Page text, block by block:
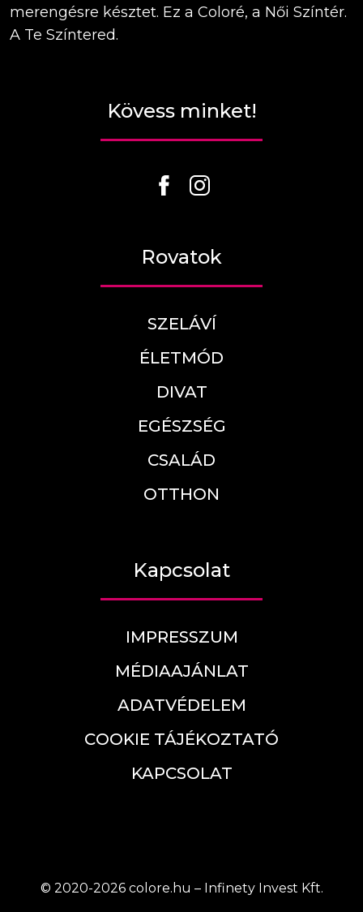
merengésre késztet. Ez a Coloré, a Női Színtér.
A Te Színtered.
Kövess minket!
Rovatok
SZELÁVÍ
ÉLETMÓD
DIVAT
EGÉSZSÉG
CSALÁD
OTTHON
Kapcsolat
IMPRESSZUM
MÉDIAAJÁNLAT
ADATVÉDELEM
COOKIE TÁJÉKOZTATÓ
KAPCSOLAT
© 2020-2026 colore.hu – Infinety Invest Kft.